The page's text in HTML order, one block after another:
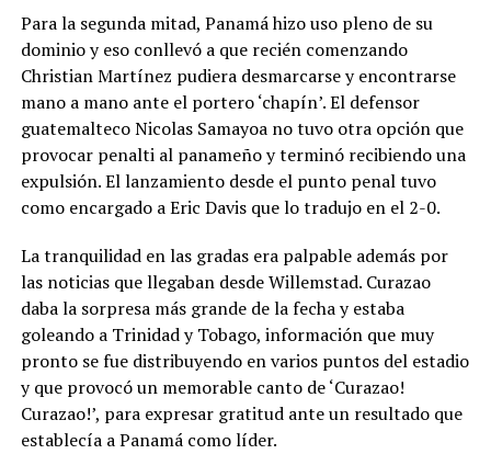
Para la segunda mitad, Panamá hizo uso pleno de su
dominio y eso conllevó a que recién comenzando
Christian Martínez pudiera desmarcarse y encontrarse
mano a mano ante el portero ‘chapín’. El defensor
guatemalteco Nicolas Samayoa no tuvo otra opción que
provocar penalti al panameño y terminó recibiendo una
expulsión. El lanzamiento desde el punto penal tuvo
como encargado a Eric Davis que lo tradujo en el 2-0.
La tranquilidad en las gradas era palpable además por
las noticias que llegaban desde Willemstad. Curazao
daba la sorpresa más grande de la fecha y estaba
goleando a Trinidad y Tobago, información que muy
pronto se fue distribuyendo en varios puntos del estadio
y que provocó un memorable canto de ‘Curazao!
Curazao!’, para expresar gratitud ante un resultado que
establecía a Panamá como líder.